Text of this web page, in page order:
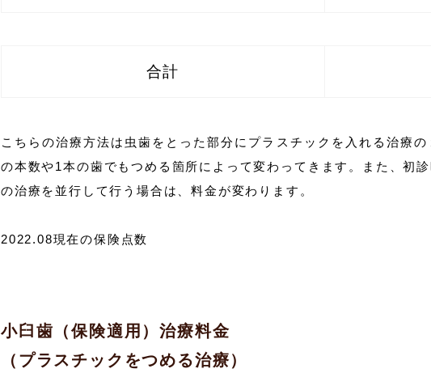
合計
こちらの治療方法は虫歯をとった部分にプラスチックを入れる治療
の本数や1本の歯でもつめる箇所によって変わってきます。また、初
の治療を並行して行う場合は、料金が変わります。
2022.08現在の保険点数
小臼歯（保険適用）治療料金
（プラスチックをつめる治療）